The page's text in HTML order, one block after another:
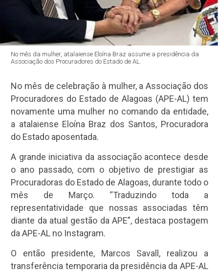
No mês da mulher, atalaiense Eloína Braz assume a presidência da
Associação dos Procuradores do Estado de AL.
No mês de celebração à mulher, a Associação dos
Procuradores do Estado de Alagoas (APE-AL) tem
novamente uma mulher no comando da entidade,
a atalaiense Eloína Braz dos Santos, Procuradora
do Estado aposentada.
A grande iniciativa da associação acontece desde
o ano passado, com o objetivo de prestigiar as
Procuradoras do Estado de Alagoas, durante todo o
mês de Março. “Traduzindo toda a
representatividade que nossas associadas têm
diante da atual gestão da APE”, destaca postagem
da APE-AL no Instagram.
O então presidente, Marcos Savall, realizou a
transferência temporaria da presidência da APE-AL